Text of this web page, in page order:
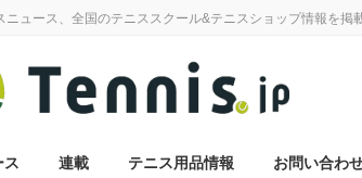
ュース、全国のテニススクール&テニスショップ情報を掲
ス 連載 テニス用品情報 お問い合わ